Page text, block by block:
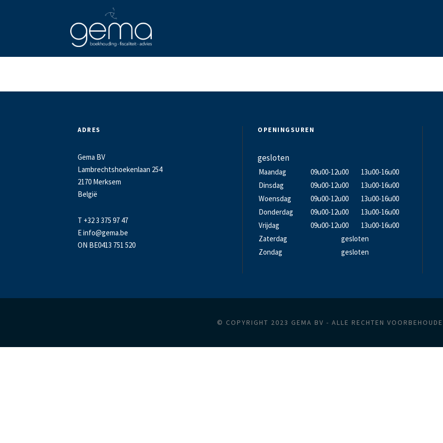
ADRES
Gema BV
Lambrechtshoekenlaan 254
2170 Merksem
België
T +32 3 375 97 47
Einfo@gema.be
ON BE0413 751 520
OPENINGSUREN
gesloten
Maandag 09u00-12u00
13u00-16u00
Dinsdag
09u00-12u00
13u00-16u00
Woensdag
09u00-12u00
13u00-16u00
Donderdag
09u00-12u00
13u00-16u00
Vrijdag
09u00-12u00
13u00-16u00
Zaterdag
gesloten
Zondag
gesloten
© COPYRIGHT 2023 GEMA BV - ALLE RECHTEN